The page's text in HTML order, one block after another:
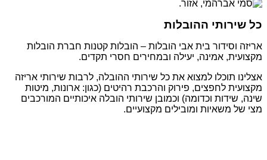
כל שירותי ההובלות
אריזה וסידור בית אבי הובלות – הובלות קטנות חברת הובלות
מקצועית, אמינה, יעילה ובמחירים חסרי תקדים.
אצלינו תוכלו למצוא את כל שירותי ההובלה, לרבות שירותי אריזה
מקצועית לחפצים, פירוק והרכבת רהיטים (כגון: ארונות, מיטות
שינה, שידות וכדומה) וכמובן שירותי הובלה איכותיים המורכבים
מצי של משאיות ומובילים מקצועיים.